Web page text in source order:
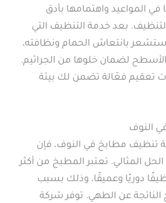
المواعيد واهتمامها بأدق
بعد خدمة التنظيف التي
بانتعاش الحمام ونظافته،
لضمان خلوها من الجراثيم.
تعقيم فعّالة تضمن لك بيئة
النوف
تنظيف مطابخ في النوف، فإن
المثالي. تعتبر المطبخ من أكثر
دوريًا وعميقًا، وذلك بسبب
الناتجة عن الطهي. توفر شركة